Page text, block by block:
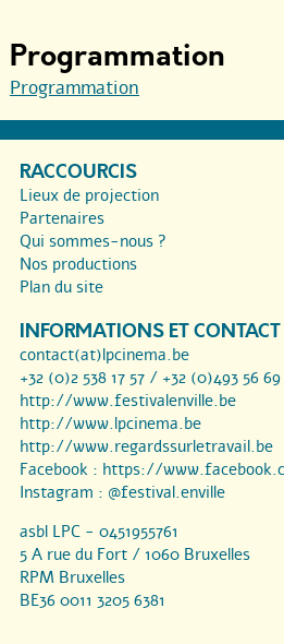
Programmation
Programmation
RACCOURCIS
Lieux de projection
Partenaires
Qui sommes-nous ?
Nos productions
Plan du site
INFORMATIONS ET CONTACT
contact(at)lpcinema.be
+32 (0)2 538 17 57 / +32 (0)493 56
http://www.festivalenville.be
http://www.lpcinema.be
http://www.regardssurletravail.be
Facebook : https://
Instagram : @festival.enville
asbl LPC - 0451955761
5 A rue du Fort / 1060 Bruxelles
RPM Bruxelles
BE36 0011 3205 6381